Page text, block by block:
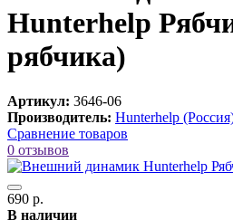
Hunterhelp
рябчика)
Артикул: 3646-06
Производитель: Hunterhelp
Сравнение товаров
0 отзывов
690 р.
В наличии